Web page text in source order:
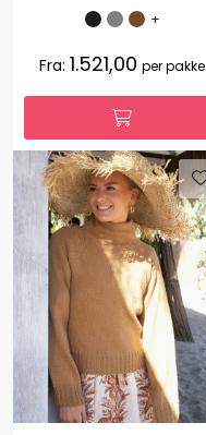
+
Fra: 1.521,00 per pakke